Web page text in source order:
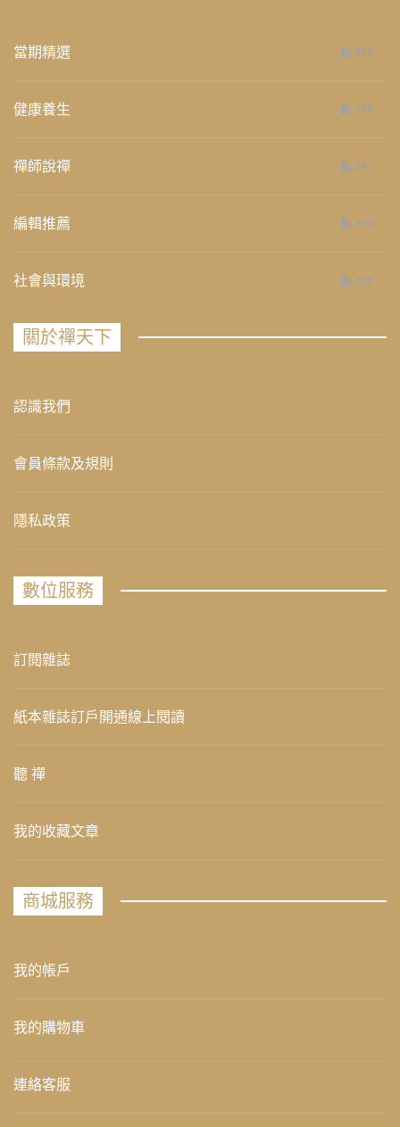
當期精選 658
健康養生 276
禪師說禪 267
編輯推薦 236
社會與環境 235
關於禪天下
認識我們
會員條款及規則
隱私政策
數位服務
訂閱雜誌
紙本雜誌訂戶開通線上閱讀
聽 禪
我的收藏文章
商城服務
我的帳戶
我的購物車
連絡客服